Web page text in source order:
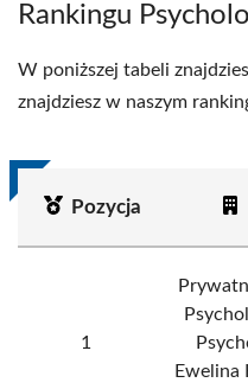
Rankingu
W poniższej tabeli
znajdziesz w naszym
Pozycja
1
Ewelina